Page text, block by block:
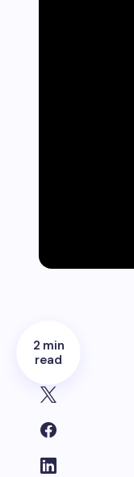
2 min
read